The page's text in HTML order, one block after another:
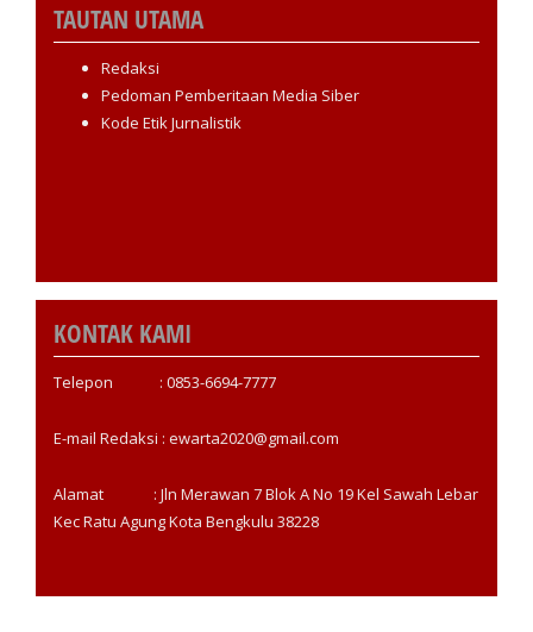
TAUTAN UTAMA
Redaksi
Pedoman Pemberitaan Media Siber
Kode Etik Jurnalistik
KONTAK KAMI
Telepon : 0853-6694-7777
E-mail Redaksi : ewarta2020@gmail.com
Alamat : Jln Merawan 7 Blok A No 19 Kel Sawah Lebar
Kec Ratu Agung Kota Bengkulu 38228